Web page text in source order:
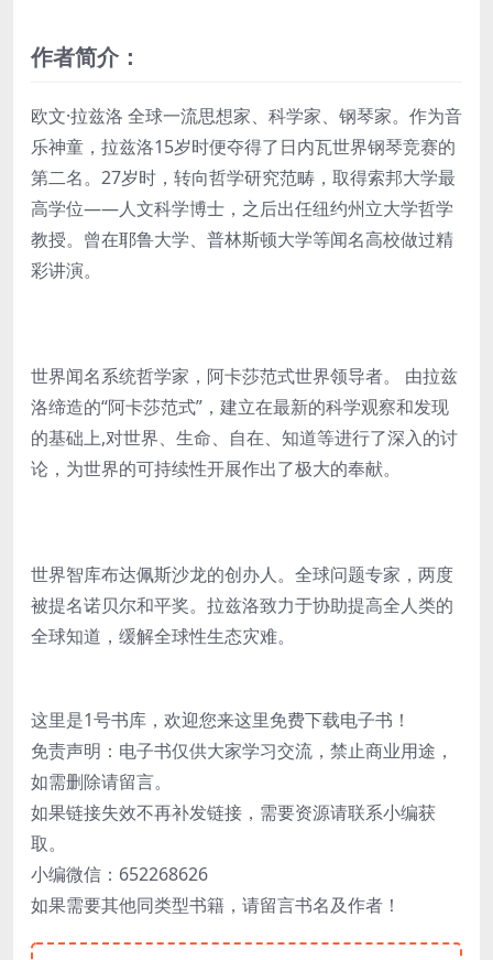
作者简介：
欧文·拉兹洛 全球一流思想家、科学家、钢琴家。作为音
乐神童，拉兹洛15岁时便夺得了日内瓦世界钢琴竞赛的
第二名。27岁时，转向哲学研究范畴，取得索邦大学最
高学位——人文科学博士，之后出任纽约州立大学哲学
教授。曾在耶鲁大学、普林斯顿大学等闻名高校做过精
彩讲演。
世界闻名系统哲学家，阿卡莎范式世界领导者。 由拉兹
洛缔造的“阿卡莎范式”，建立在最新的科学观察和发现
的基础上,对世界、生命、自在、知道等进行了深入的讨
论，为世界的可持续性开展作出了极大的奉献。
世界智库布达佩斯沙龙的创办人。全球问题专家，两度
被提名诺贝尔和平奖。拉兹洛致力于协助提高全人类的
全球知道，缓解全球性生态灾难。
这里是1号书库，欢迎您来这里免费下载电子书！
免责声明：电子书仅供大家学习交流，禁止商业用途，
如需删除请留言。
如果链接失效不再补发链接，需要资源请联系小编获
取。
小编微信：652268626
如果需要其他同类型书籍，请留言书名及作者！